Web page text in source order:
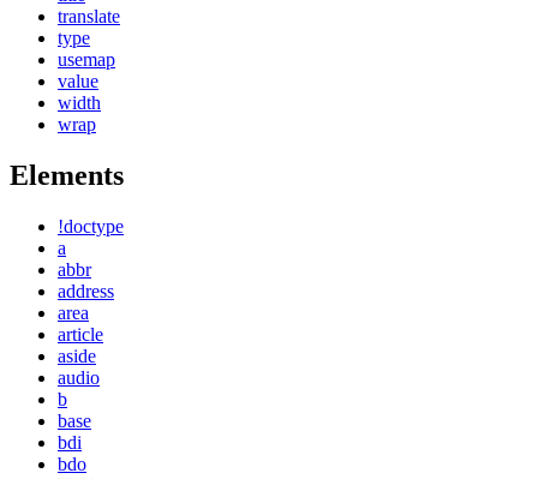
translate
type
usemap
value
width
wrap
Elements
!doctype
a
abbr
address
area
article
aside
audio
b
base
bdi
bdo